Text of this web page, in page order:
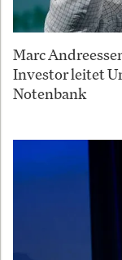
Marc
Investor leitet
Notenbank